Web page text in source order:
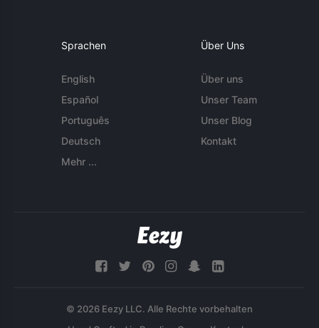
Sprachen
English
Español
Português
Deutsch
Mehr ...
Über Uns
Über uns
Unser Team
Unser Blog
Kontakt
© 2026 Eezy LLC. Alle Rechte vorbehalten